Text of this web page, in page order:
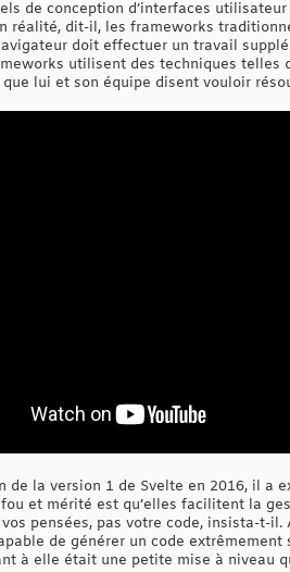
de conception d’interfaces
réalité, dit-il, les frameworks
doit effectuer un travail
utilisent des techniques
que lui et son équipe disent vouloir
de la version 1 de Svelte en 2016, il
et mérité est qu’elles facilitent la
pensées, pas votre code, insista-t-
de générer un code
à elle était une petite mise à niveau